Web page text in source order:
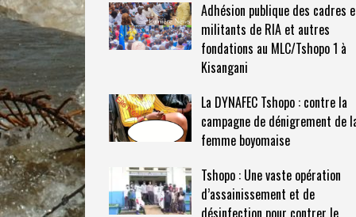
Adhésion publique des cadres
militants de RIA et autres
fondations au MLC/Tshopo 1 à
Kisangani
La DYNAFEC Tshopo : contre la
campagne de dénigrement de
femme boyomaise
Tshopo : Une vaste opération
d’assainissement et de